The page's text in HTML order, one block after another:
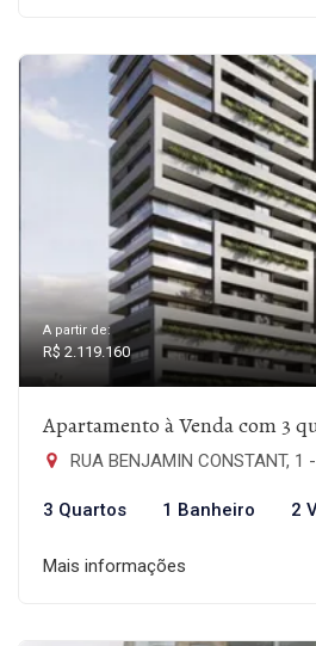
A partir de:
R$ 2.119.160
Apartamento à Venda com 3
RUA BENJAMIN CONSTANT,
3 Quartos 1 Banheiro 2
Mais informações